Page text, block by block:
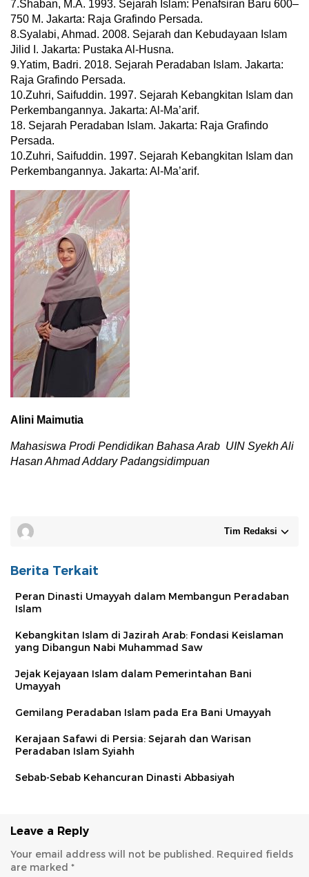
7.Shaban, M.A. 1993. Sejarah Islam: Penafsiran Baru 600–
750 M. Jakarta: Raja Grafindo Persada.
8.Syalabi, Ahmad. 2008. Sejarah dan Kebudayaan Islam
Jilid I. Jakarta: Pustaka Al-Husna.
9.Yatim, Badri. 2018. Sejarah Peradaban Islam. Jakarta:
Raja Grafindo Persada.
10.Zuhri, Saifuddin. 1997. Sejarah Kebangkitan Islam dan
Perkembangannya. Jakarta: Al-Ma’arif.
18. Sejarah Peradaban Islam. Jakarta: Raja Grafindo
Persada.
10.Zuhri, Saifuddin. 1997. Sejarah Kebangkitan Islam dan
Perkembangannya. Jakarta: Al-Ma’arif.
Alini Maimutia
Mahasiswa Prodi Pendidikan Bahasa Arab UIN Syekh Ali
Hasan Ahmad Addary Padangsidimpuan
Tim Redaksi
Berita Terkait
Peran Dinasti Umayyah dalam Membangun Peradaban
Islam
Kebangkitan Islam di Jazirah Arab: Fondasi Keislaman
yang Dibangun Nabi Muhammad Saw
Jejak Kejayaan Islam dalam Pemerintahan Bani
Umayyah
Gemilang Peradaban Islam pada Era Bani Umayyah
Kerajaan Safawi di Persia: Sejarah dan Warisan
Peradaban Islam Syiahh
Sebab-Sebab Kehancuran Dinasti Abbasiyah
Leave a Reply
Your email address will not be published. Required fields
are marked *